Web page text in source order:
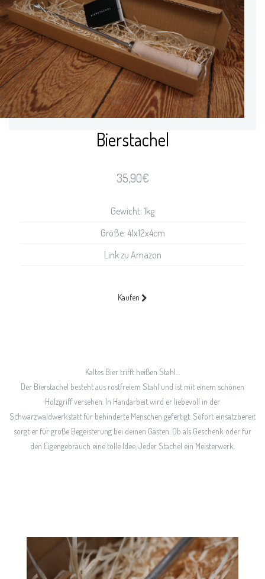
Bierstachel
35,90€
Gewicht: 1kg
Größe: 41x12x4cm
Link zu Amazon
Kaufen
Kaltes Bier trifft heißen Stahl…
Der Bierstachel besteht aus rostfreiem Stahl und ist mit einem schönen
Holzgriff versehen. In Handarbeit wird er liebevoll in der
Schwarzwaldwerkstatt für behinderte Menschen gefertigt. Sofort einsatzbereit
sorgt er für große Begeisterung bei deinen Gästen. Ob als Geschenk oder für
den Eigengebrauch eine tolle Idee. Jeder Stachel ein Meisterwerk.